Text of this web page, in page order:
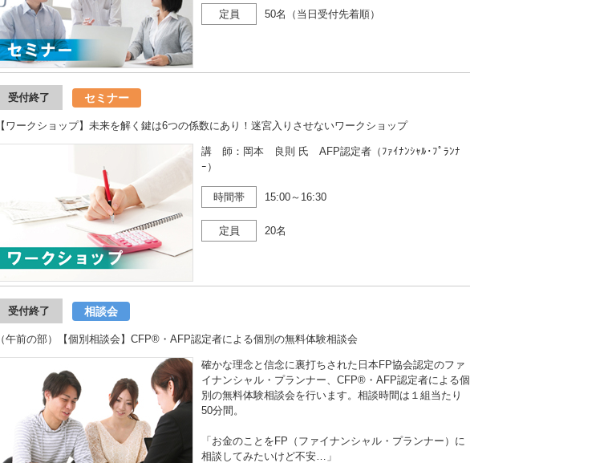
定員 50名（当日受付先着順）
受付終了 セミナー
【ワークショップ】未来を解く鍵は6つの係数にあり！迷宮入りさせないワークショップ
講 師：岡本 良則 氏 AFP認定者（ﾌｧｲﾅﾝｼｬﾙ･ﾌﾟﾗﾝﾅ
ｰ）
時間帯 15:00～16:30
定員 20名
受付終了 相談会
（午前の部）【個別相談会】CFP®・AFP認定者による個別の無料体験相談会
確かな理念と信念に裏打ちされた日本FP協会認定のファ
イナンシャル・プランナー、CFP®・AFP認定者による個
別の無料体験相談会を行います。相談時間は１組当たり
50分間。
「お金のことをFP（ファイナンシャル・プランナー）に
相談してみたいけど不安…」